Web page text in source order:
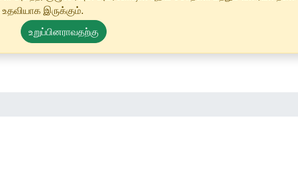
இருக்கும்.
உறுப்பினராவதற்கு